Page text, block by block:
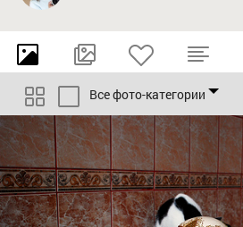
Все фото-категории